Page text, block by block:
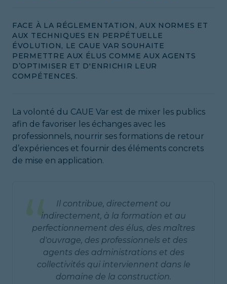
FACE À LA RÉGLEMENTATION, AUX NORMES ET
AUX TECHNIQUES EN PERPÉTUELLE
ÉVOLUTION, LE CAUE VAR SOUHAITE
PERMETTRE AUX ÉLUS COMME AUX AGENTS
D’OPTIMISER ET D'ENRICHIR LEUR
COMPÉTENCES.
La volonté du CAUE Var est de mixer les publics
afin de favoriser les échanges avec les
professionnels, nourrir ses formations de retour
d’expériences et fournir des éléments concrets
de mise en application.
“
Il contribue, directement ou
indirectement, à la formation et au
perfectionnement des élus, des maîtres
d'ouvrage, des professionnels et des
agents des administrations et des
collectivités qui interviennent dans le
domaine de la construction.